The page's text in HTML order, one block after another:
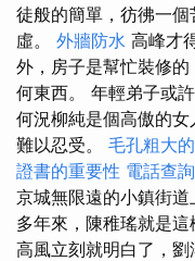
徒般的簡單，彷彿一
虛。 外牆防水 高峰才
外，房子是幫忙裝修
何東西。 年輕弟子或
何況柳純是個高傲的
難以忍受。 毛孔粗大
證書的重要性 電話查
京城無限遠的小鎮街道
多年來，陳稚瑤就是
高風立刻就明白了，